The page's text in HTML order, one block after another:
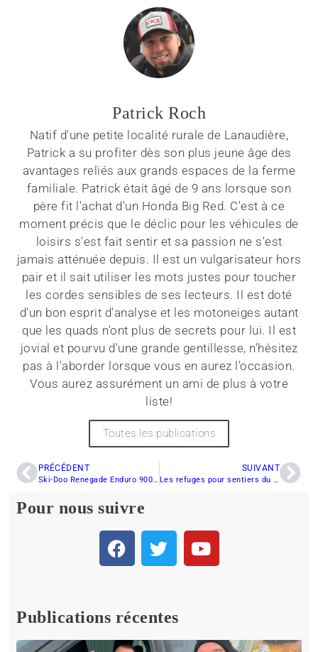
Patrick Roch
Natif d'une petite localité rurale de Lanaudière,
Patrick a su profiter dès son plus jeune âge des
avantages reliés aux grands espaces de la ferme
familiale. Patrick était âgé de 9 ans lorsque son
père fit l'achat d'un Honda Big Red. C'est à ce
moment précis que le déclic pour les véhicules de
loisirs s'est fait sentir et sa passion ne s'est
jamais atténuée depuis. Il est un vulgarisateur hors
pair et il sait utiliser les mots justes pour toucher
les cordes sensibles de ses lecteurs. Il est doté
d'un bon esprit d'analyse et les motoneiges autant
que les quads n'ont plus de secrets pour lui. Il est
jovial et pourvu d'une grande gentillesse, n'hésitez
pas à l'aborder lorsque vous en aurez l'occasion.
Vous aurez assurément un ami de plus à votre
liste!
Toutes les publications
PRÉCÉDENT
Ski-Doo Renegade Enduro 900 ACE Turbo (130) 2023 — Premières Impressions
SUIVANT
Les refuges pour sentiers du Nouveau-Brunswick sont-ils vraiment uniques ?
Pour nous suivre
Publications récentes